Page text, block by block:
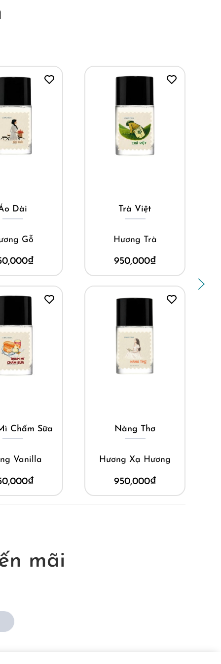
Dài
Gỗ
₫
Chấm Sữa
Vanilla
₫
Trà Việt
Hương Trà
950,000₫
Nàng Thơ
Hương Xạ Hương
950,000₫
mãi